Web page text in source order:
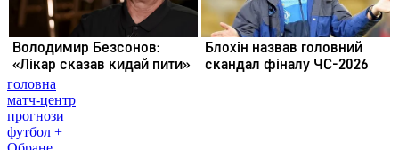
головна
матч-центр
прогнози
футбол +